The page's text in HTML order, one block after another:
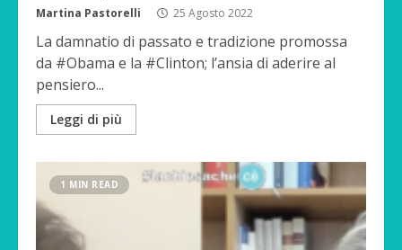
Martina Pastorelli 25 Agosto 2022
La damnatio di passato e tradizione promossa
da #Obama e la #Clinton; l’ansia di aderire al
pensiero...
Leggi di più
1 MIN READ